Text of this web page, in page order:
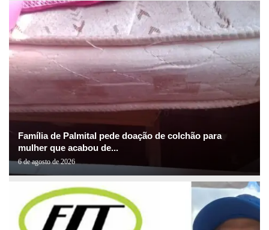
Família de Palmital pede doação de colchão para
mulher que acabou de...
6 de agosto de 2026